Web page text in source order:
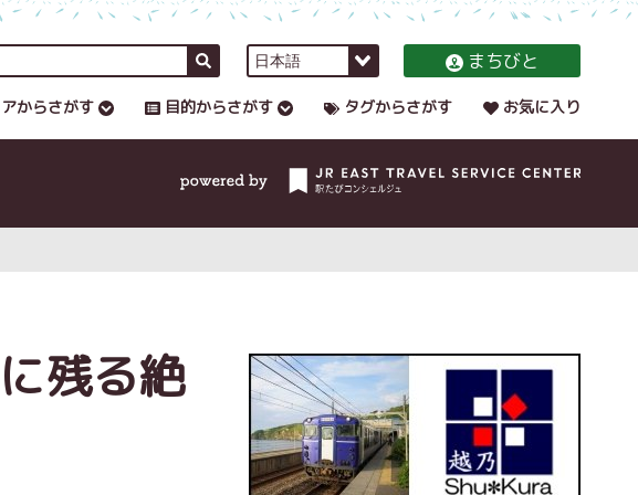
まちびと
からさがす 目的からさがす タグからさがす お気に入り
残る絶